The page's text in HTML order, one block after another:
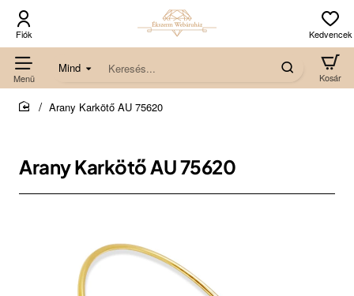
Mind
Keresés...
Arany Karkötő AU 75620
Arany Karkötő AU 75620